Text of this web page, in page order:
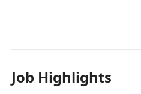
Job Highlights